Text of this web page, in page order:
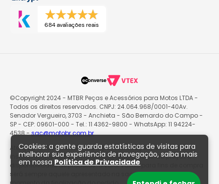
Cookies: a gente guarda estatísticas de visitas para
melhorar sua experiência de navegação, saiba mais
em nossa Política de Privacidade
684 avaliações reais
©Copyright 2024 - MTBR Peças e Acessórios para Motos LTDA -
Todos os direitos reservados. CNPJ: 24.064.968/0001-40Av.
Senador Vergueiro, 3703 - Anchieta - São Bernardo do Campo -
SP - CEP: 09601-000 - Tel.: 11 4362-9800 - WhatsApp: 11 94224-
4538 -sac@motobr.com.br
Atenção: O site poderá passar por atualizações e eventuais
instabilidades nas informações exibidas, incluindo preços e
disponibilidade de produtos. O valor válido para fins de compra
será sempre aquele apresentado na sacola de produtos no